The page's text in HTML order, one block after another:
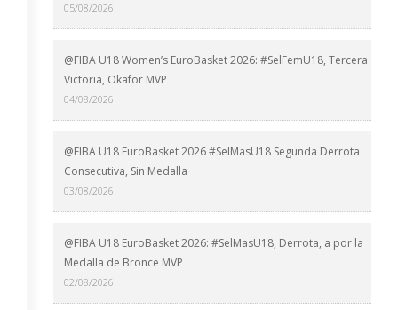
05/08/2026
@FIBA U18 Women’s EuroBasket 2026: #SelFemU18, Tercera
Victoria, Okafor MVP
04/08/2026
@FIBA U18 EuroBasket 2026 #SelMasU18 Segunda Derrota
Consecutiva, Sin Medalla
03/08/2026
@FIBA U18 EuroBasket 2026: #SelMasU18, Derrota, a por la
Medalla de Bronce MVP
02/08/2026